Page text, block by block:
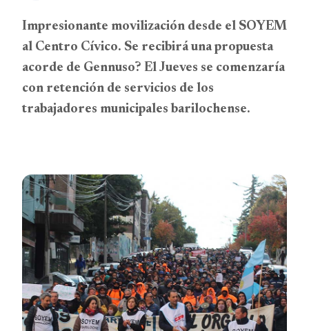
Impresionante movilización desde el SOYEM
al Centro Cívico. Se recibirá una propuesta
acorde de Gennuso? El Jueves se comenzaría
con retención de servicios de los
trabajadores municipales barilochense.